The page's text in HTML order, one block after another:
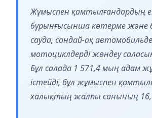
Жұмыспен қамтылғандардың
бұрынғысынша көтерме және
сауда, сондай-ақ
мотоциклдерді жөндеу
Бұл салада 1 571,4 мың адам
істейді, бұл жұмыспен
халықтың жалпы санының